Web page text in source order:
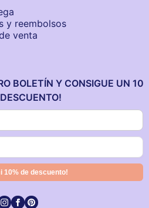
y reembolsos
venta
BOLETÍN Y CONSIGUE UN 10